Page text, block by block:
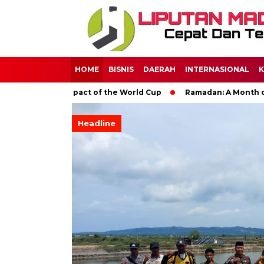
HOME BISNIS DAERAH INTERNASIONAL
Impact of the World Cup Ramadan: A Month of
Headline